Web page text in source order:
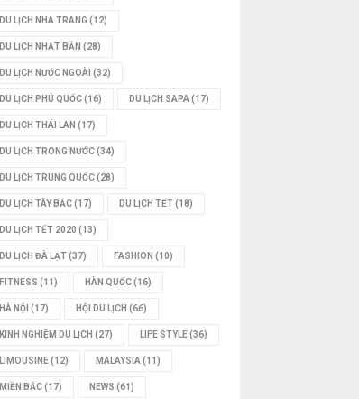
DU LỊCH NHA TRANG (12)
DU LỊCH NHẬT BẢN (28)
DU LỊCH NƯỚC NGOÀI (32)
DU LỊCH PHÚ QUỐC(16) DU LỊCH SAPA (17)
DU LỊCH THÁI LAN (17)
DU LỊCH TRONG NƯỚC(34)
DU LỊCH TRUNG QUỐC(28)
DU LỊCH TÂY BẮC(17) DU LỊCH TẾT(18)
DU LỊCH TẾT 2020 (13)
DU LỊCH ĐÀ LẠT(37) FASHION (10)
FITNESS (11) HÀN QUỐC(16)
HÀ NỘI (17) HỘI DU LỊCH (66)
KINH NGHIỆM DU LỊCH (27) LIFE STYLE(36)
LIMOUSINE(12) MALAYSIA (11)
MIỀN BẮC(17) NEWS (61)